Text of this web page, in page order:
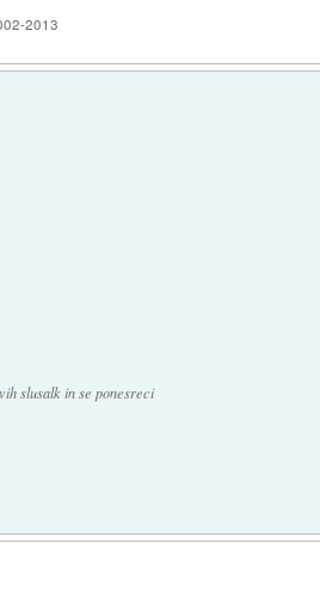
2013
slusalk in se ponesreci